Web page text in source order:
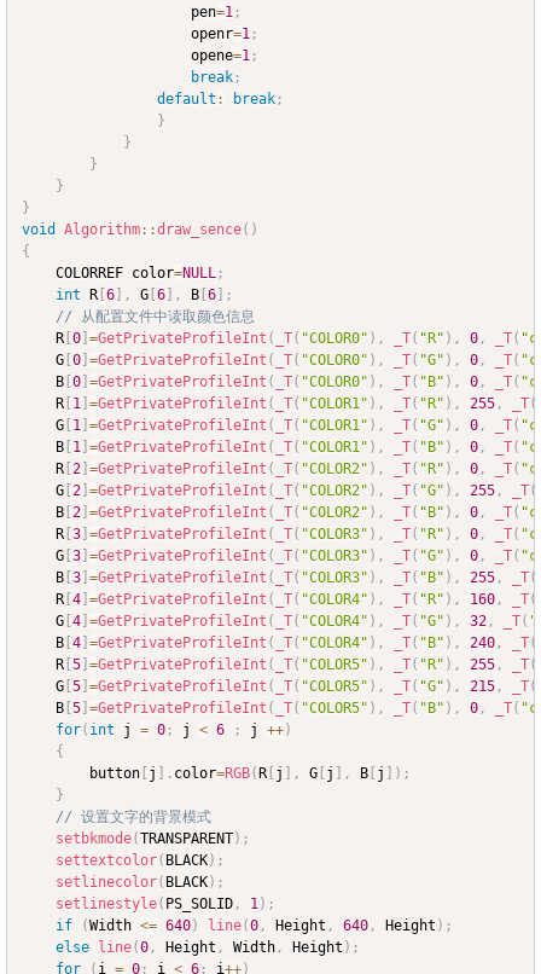
					pen
=1 ;
					openr
=1 ;
					opene
=1 ;
break ;
default : break ;
}
}
}
}
}
void
Algorithm::draw_sence( )
{
	COLORREF color
=NULL ;
int R 6 , G 6 , B 6
;
// 从配置文件中读取颜色信息
	R
0 =GetPrivateProfileInt ( _T( "COLOR0" ) , _T( "R" ) , 0 , _T(
	G
0 =GetPrivateProfileInt ( _T( "COLOR0" ) , _T( "G" ) , 0 , _T(
	B
0 =GetPrivateProfileInt ( _T( "COLOR0" ) , _T( "B" ) , 0 , _T(
	R
1 =GetPrivateProfileInt ( _T( "COLOR1" ) , _T( "R" ) , 255 , _T(
	G
1 =GetPrivateProfileInt ( _T( "COLOR1" ) , _T( "G" ) , 0 , _T(
	B
1 =GetPrivateProfileInt ( _T( "COLOR1" ) , _T( "B" ) , 0 , _T(
	R
2 =GetPrivateProfileInt ( _T( "COLOR2" ) , _T( "R" ) , 0 , _T(
	G
2 =GetPrivateProfileInt ( _T( "COLOR2" ) , _T( "G" ) , 255 , _T(
	B
2 =GetPrivateProfileInt ( _T( "COLOR2" ) , _T( "B" ) , 0 , _T(
	R
3 =GetPrivateProfileInt ( _T( "COLOR3" ) , _T( "R" ) , 0 , _T(
	G
3 =GetPrivateProfileInt ( _T( "COLOR3" ) , _T( "G" ) , 0 , _T(
	B
3 =GetPrivateProfileInt ( _T( "COLOR3" ) , _T( "B" ) , 255 , _T(
	R
4 =GetPrivateProfileInt ( _T( "COLOR4" ) , _T( "R" ) , 160 , _T(
	G
4 =GetPrivateProfileInt ( _T( "COLOR4" ) , _T( "G" ) , 32 , _T(
	B
4 =GetPrivateProfileInt ( _T( "COLOR4" ) , _T( "B" ) , 240 , _T(
	R
5 =GetPrivateProfileInt ( _T( "COLOR5" ) , _T( "R" ) , 255 , _T(
	G
5 =GetPrivateProfileInt ( _T( "COLOR5" ) , _T( "G" ) , 215 , _T(
	B
5 =GetPrivateProfileInt ( _T( "COLOR5" ) , _T( "B" ) , 0 , _T(
for( int j = 0 ; j < 6 ; j ++)
{
		button
j . color=RGB( R j , G j , B j ) ;
}
// 设置文字的背景模式
setbkmode(TRANSPARENT) ;
settextcolor( BLACK) ;
setlinecolor( BLACK) ;
setlinestyle( PS_SOLID , 1) ;
if
(Width <= 640) line(0 , Height , 640 , Height ) ;
else
line(0 , Height , Width , Height ) ;
for
( i = 0 ; i < 6 ; i++)